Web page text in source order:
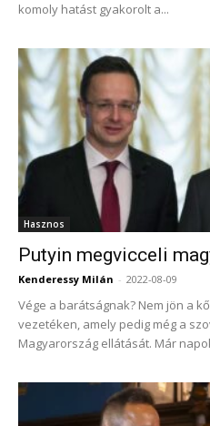
komoly hatást gyakorolt a...
Hasznos
Putyin megvicceli
Kenderessy Milán - 2022-08-09
Vége a barátságnak? Nem jön a
vezetéken, amely pedig még a
Magyarország ellátását. Már